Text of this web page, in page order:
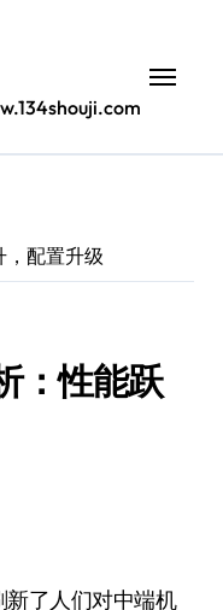
，配置升级
：性能跃